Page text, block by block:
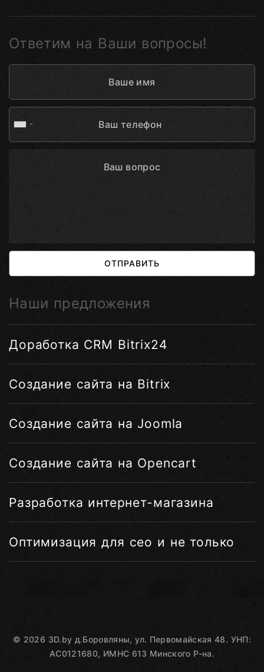
Ответим на Ваши вопросы!
ОТПРАВИТЬ
Наши предложения
Доработка CRM Bitrix24
Создание сайта на Bitrix
Создание сайта на Joomla
Создание сайта на Opencart
Разработка интернет-магазина
Оптимизация для сео и не только
© 2026 3D.by д.Боровляны, ул. Первомайская 48. УНП:
AC0121680, ИМНС 613 Минского Р-на.